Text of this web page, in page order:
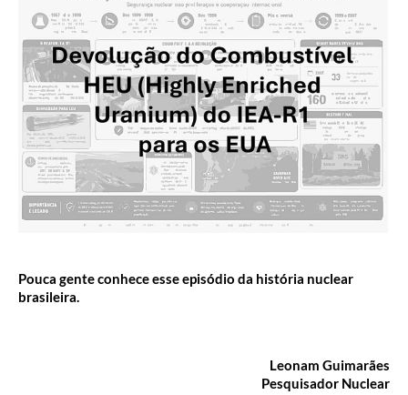
Pouca gente conhece esse episódio da história nuclear
brasileira.
Leonam Guimarães
Pesquisador Nuclear